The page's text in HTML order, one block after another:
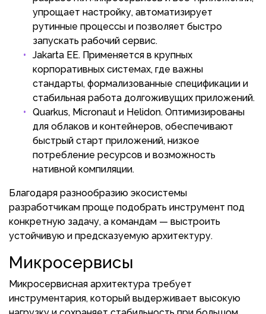
упрощает настройку, автоматизирует
рутинные процессы и позволяет быстро
запускать рабочий сервис.
Jakarta EE. Применяется в крупных
корпоративных системах, где важны
стандарты, формализованные спецификации и
стабильная работа долгоживущих приложений.
Quarkus, Micronaut и Helidon. Оптимизированы
для облаков и контейнеров, обеспечивают
быстрый старт приложений, низкое
потребление ресурсов и возможность
нативной компиляции.
Благодаря разнообразию экосистемы
разработчикам проще подобрать инструмент под
конкретную задачу, а командам — выстроить
устойчивую и предсказуемую архитектуру.
Микросервисы
Микросервисная архитектура требует
инструментария, который выдерживает высокую